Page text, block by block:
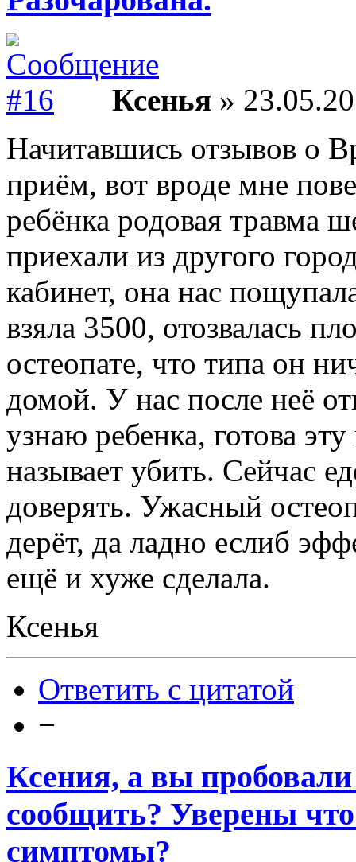
Ксенья »
Начитавшись отзывов о
приём, вот вроде мне
ребёнка родовая травма
приехали из другого
кабинет, она нас
взяла 3500, отозвалась
остеопате, что типа он
домой. У нас после неё
узнаю ребенка, готова
называет убить. Сейчас
доверять. Ужасный
дерёт, да ладно еслиб
ещё и хуже сделала.
Ксенья
Ответить с цитатой
−
Ксения, а вы
сообщить? Уверены
симптомы?